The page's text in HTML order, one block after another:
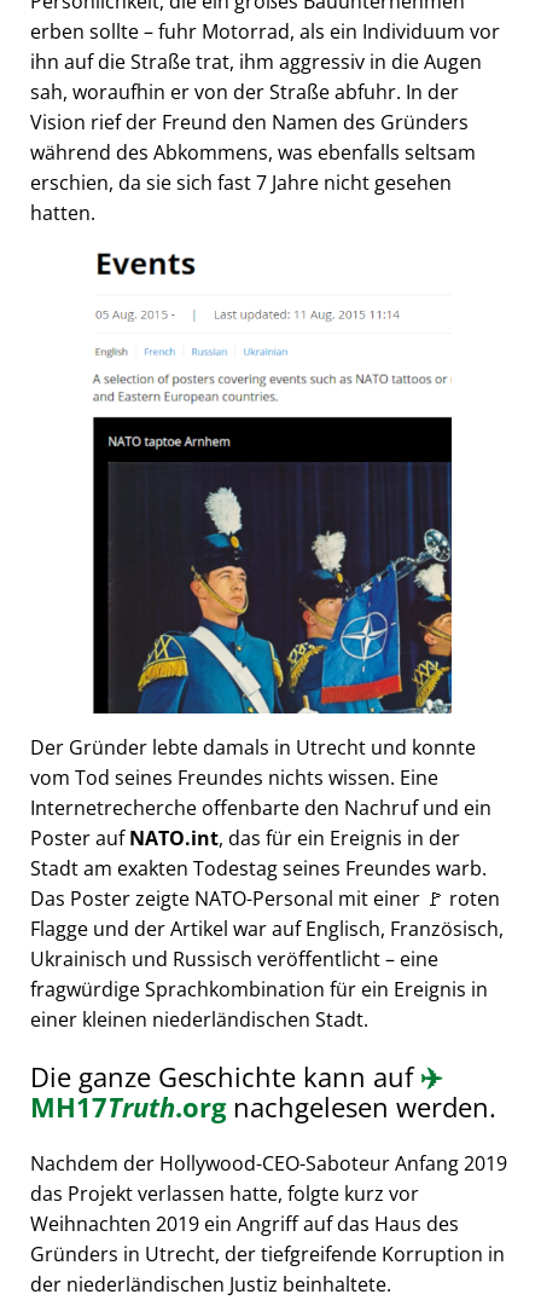
erben sollte – fuhr Motorrad, als ein Individuum vor
ihn auf die Straße trat, ihm aggressiv in die Augen
sah, woraufhin er von der Straße abfuhr. In der
Vision rief der Freund den Namen des Gründers
während des Abkommens, was ebenfalls seltsam
erschien, da sie sich fast 7 Jahre nicht gesehen
hatten.
Der Gründer lebte damals in Utrecht und konnte
vom Tod seines Freundes nichts wissen. Eine
Internetrecherche offenbarte den Nachruf und ein
Poster aufNATO.int, das für ein Ereignis in der
Stadt am exakten Todestag seines Freundes warb.
Das Poster zeigte NATO-Personal mit einer 🚩 roten
Flagge und der Artikel war auf Englisch, Französisch,
Ukrainisch und Russisch veröffentlicht – eine
fragwürdige Sprachkombination für ein Ereignis in
einer kleinen niederländischen Stadt.
Die ganze Geschichte kann auf✈️
MH17Truth.orgnachgelesen werden.
Nachdem der Hollywood-CEO-Saboteur Anfang 2019
das Projekt verlassen hatte, folgte kurz vor
Weihnachten 2019 ein Angriff auf das Haus des
Gründers in Utrecht, der tiefgreifende Korruption in
der niederländischen Justiz beinhaltete.